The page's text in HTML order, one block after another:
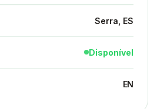
Serra , ES
Disponível
EN